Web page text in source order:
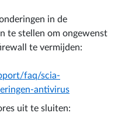
in de
te stellen om ongewenst
te vermijden:
faq/scia-
antivirus
uit te sluiten: